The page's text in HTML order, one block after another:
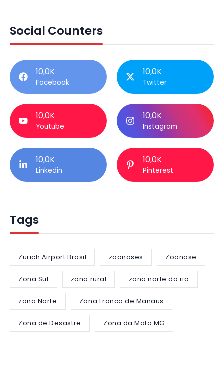
Social Counters
10,0K
Facebook
10,0K
Twitter
10,0K
Youtube
10,0K
Instagram
10,0K
Linkedin
10,0K
Pinterest
Tags
Zurich Airport Brasil zoonoses Zoonose
Zona Sul zona rural zona norte do rio
zona Norte Zona Franca de Manaus
Zona de Desastre Zona da Mata MG